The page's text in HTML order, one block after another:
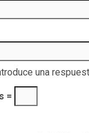
una
=